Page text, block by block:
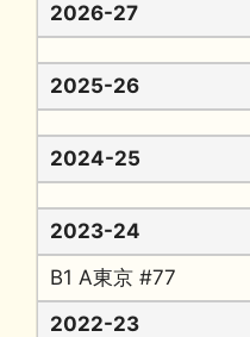
2026-27
2025-26
2024-25
2023-24
B1 A東京 #77
2022-23